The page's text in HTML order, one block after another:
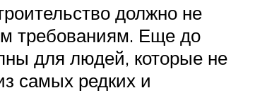
должно не
требованиям. Еще до
для людей, которые не
самых редких и